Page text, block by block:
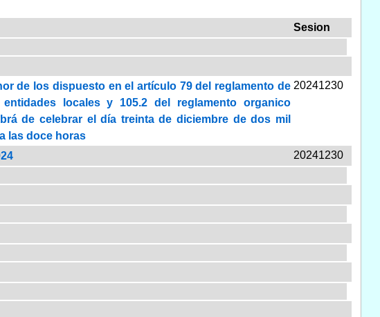
Sesion
de los dispuesto en el artículo 79 del reglamento de
locales y 105.2 del reglamento organico
de celebrar el día treinta de diciembre de dos mil
las doce horas
20241230
20241230